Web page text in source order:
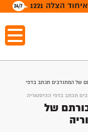
הצלה 1221
של המתנדבים תכתב בדפי
תכתב בדפי ההיסטוריה
של